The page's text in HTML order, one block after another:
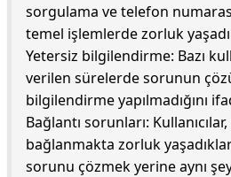
sorgulama ve telefon
temel işlemlerde zorluk
Yetersiz bilgilendirme: Bazı
verilen sürelerde sorunun
bilgilendirme yapılmadığını
Bağlantı sorunları:
bağlanmakta zorluk
sorunu çözmek yerine aynı